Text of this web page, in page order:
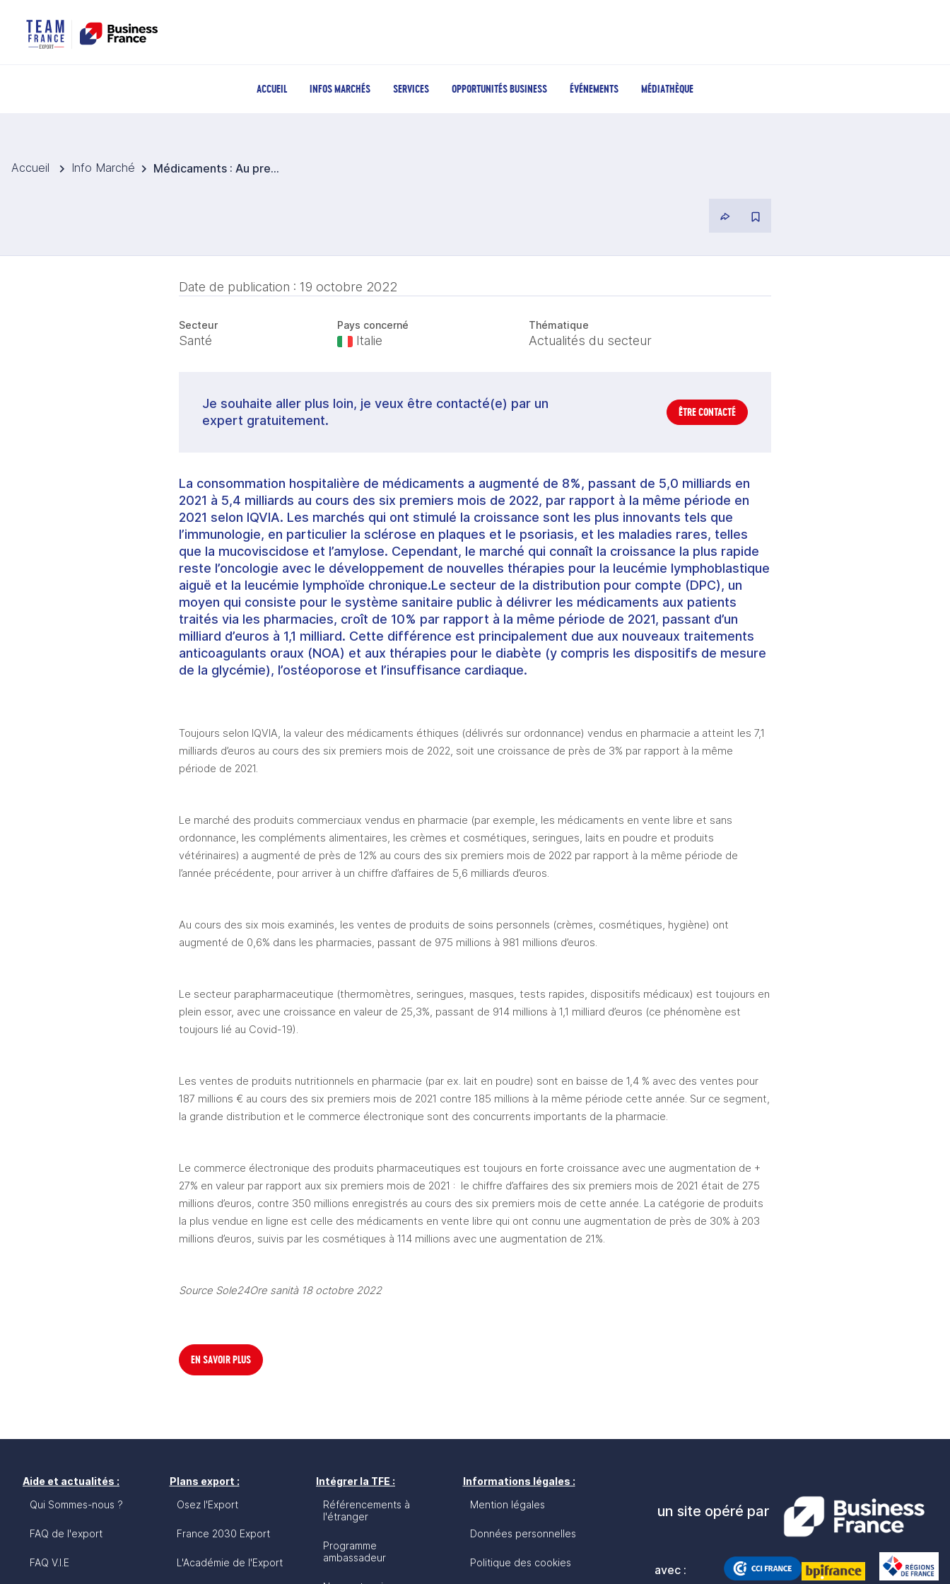
ACCUEIL INFOS MARCHÉS SERVICES OPPORTUNITÉS BUSINESS ÉVÉNEMENTS MÉDIATHÈQUE
Accueil Info Marché Médicaments : Au premier semestre 2022, la consommation hospitalière a atteint 5,4 Mds d’EUR (+8%)
Date de publication : 19 octobre 2022
Secteur
Santé
Pays concerné
Italie
Thématique
Actualités du secteur
Je souhaite aller plus loin, je veux être contacté(e) par un
expert gratuitement.
ÊTRE CONTACTÉ
La consommation hospitalière de médicaments a augmenté de 8%, passant de 5,0 milliards en
2021 à 5,4 milliards au cours des six premiers mois de 2022, par rapport à la même période en
2021 selon IQVIA. Les marchés qui ont stimulé la croissance sont les plus innovants tels que
l’immunologie, en particulier la sclérose en plaques et le psoriasis, et les maladies rares, telles
que la mucoviscidose et l’amylose. Cependant, le marché qui connaît la croissance la plus rapide
reste l’oncologie avec le développement de nouvelles thérapies pour la leucémie lymphoblastique
aiguë et la leucémie lymphoïde chronique. ​​​​​​​Le secteur de la distribution pour compte (DPC), un
moyen qui consiste pour le système sanitaire public à délivrer les médicaments aux patients
traités via les pharmacies, croît de 10% par rapport à la même période de 2021, passant d’un
milliard d’euros à 1,1 milliard. Cette différence est principalement due aux nouveaux traitements
anticoagulants oraux (NOA) et aux thérapies pour le diabète (y compris les dispositifs de mesure
de la glycémie), l’ostéoporose et l’insuffisance cardiaque.
Toujours selon IQVIA, la valeur des médicaments éthiques (délivrés sur ordonnance) vendus en pharmacie a atteint les 7,1
milliards d’euros au cours des six premiers mois de 2022, soit une croissance de près de 3% par rapport à la même
période de 2021.
Le marché des produits commerciaux vendus en pharmacie (par exemple, les médicaments en vente libre et sans
ordonnance, les compléments alimentaires, les crèmes et cosmétiques, seringues, laits en poudre et produits
vétérinaires) a augmenté de près de 12% au cours des six premiers mois de 2022 par rapport à la même période de
l’année précédente, pour arriver à un chiffre d’affaires de 5,6 milliards d’euros.
Au cours des six mois examinés, les ventes de produits de soins personnels (crèmes, cosmétiques, hygiène) ont
augmenté de 0,6% dans les pharmacies, passant de 975 millions à 981 millions d’euros.
Le secteur parapharmaceutique (thermomètres, seringues, masques, tests rapides, dispositifs médicaux) est toujours en
plein essor, avec une croissance en valeur de 25,3%, passant de 914 millions à 1,1 milliard d’euros (ce phénomène est
toujours lié au Covid-19).
Les ventes de produits nutritionnels en pharmacie (par ex. lait en poudre) sont en baisse de 1,4 % avec des ventes pour
187 millions € au cours des six premiers mois de 2021 contre 185 millions à la même période cette année. Sur ce segment,
la grande distribution et le commerce électronique sont des concurrents importants de la pharmacie.
Le commerce électronique des produits pharmaceutiques est toujours en forte croissance avec une augmentation de +
27% en valeur par rapport aux six premiers mois de 2021 :  le chiffre d’affaires des six premiers mois de 2021 était de 275
millions d’euros, contre 350 millions enregistrés au cours des six premiers mois de cette année. La catégorie de produits
la plus vendue en ligne est celle des médicaments en vente libre qui ont connu une augmentation de près de 30% à 203
millions d’euros, suivis par les cosmétiques à 114 millions avec une augmentation de 21%.
Source Sole24Ore sanità 18 octobre 2022
EN SAVOIR PLUS
Aide et actualités :
Qui Sommes-nous ?
FAQ de l'export
FAQ V.I.E
Plans export :
Osez l'Export
France 2030 Export
L'Académie de l'Export
Intégrer la TFE :
Référencements à
l'étranger
Programme
ambassadeur
Informations légales :
Mention légales
Données personnelles
Politique des cookies
un site opéré par
avec :